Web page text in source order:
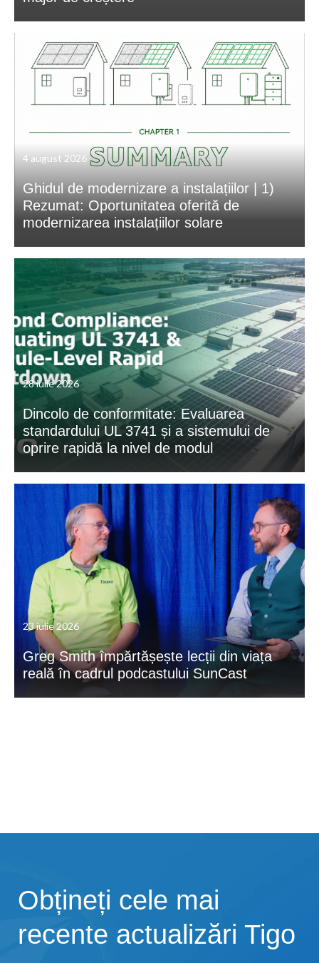
4 august 2026
Ghidul de modernizare a instalațiilor | 1)
Rezumat: Oportunitatea oferită de
modernizarea instalațiilor solare
28 iulie 2026
Dincolo de conformitate: Evaluarea
standardului UL 3741 și a sistemului de
oprire rapidă la nivel de modul
23 iulie 2026
Greg Smith împărtășește lecții din viața
reală în cadrul podcastului SunCast
Obțineți cele mai
recente actualizări Tigo